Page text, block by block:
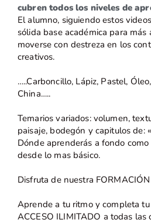
cubren todos los niveles de
El alumno, siguiendo estos
sólida base académica para
moverse con destreza en los
creativos.
…..Carboncillo, Lápiz, Pastel,
China…..
Temarios variados: volumen,
paisaje, bodegón y capitulos de:
Dónde aprenderás a fondo
desde lo mas básico.
Disfruta de nuestra
Aprende a tu ritmo y completa
ACCESO ILIMITADO a todas las